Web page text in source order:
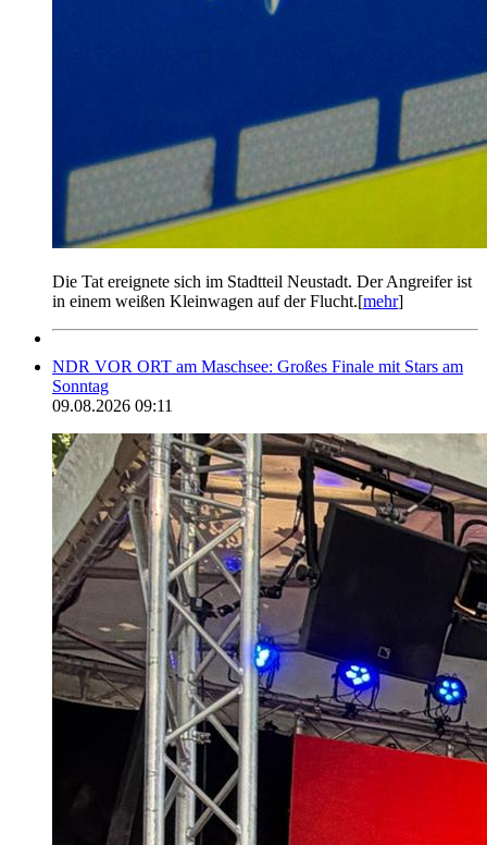
Die Tat ereignete sich im Stadtteil Neustadt. Der Angreifer ist
in einem weißen Kleinwagen auf der Flucht.[mehr]
NDR VOR ORT am Maschsee: Großes Finale mit Stars am
Sonntag
09.08.2026 09:11